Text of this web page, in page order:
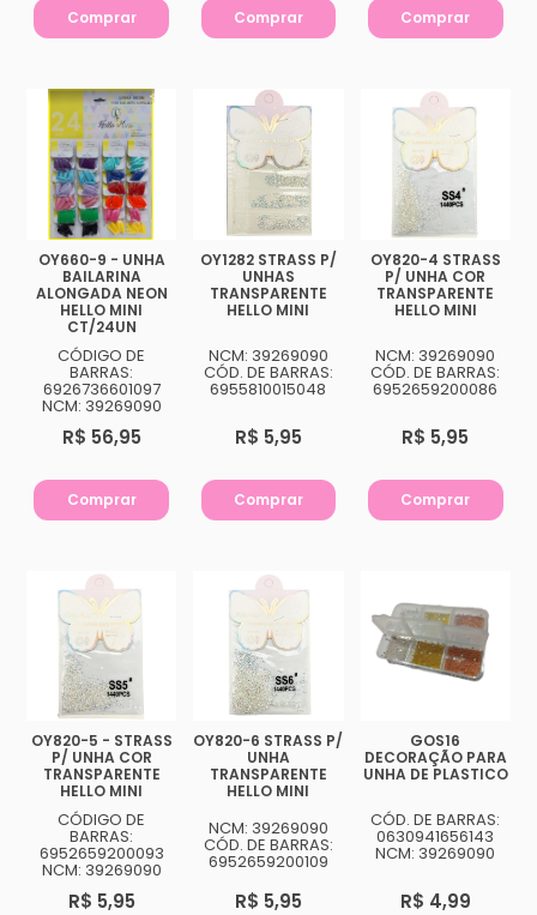
Comprar Comprar Comprar
OY660-9 - UNHA
BAILARINA
ALONGADA NEON
HELLO MINI
CT/24UN
CÓDIGO DE
BARRAS:
6926736601097
NCM: 39269090
R$ 56,95
Comprar
OY1282 STRASS P/
UNHAS
TRANSPARENTE
HELLO MINI
NCM: 39269090
CÓD. DE BARRAS:
6955810015048
R$ 5,95
Comprar
OY820-4 STRASS
P/ UNHA COR
TRANSPARENTE
HELLO MINI
NCM: 39269090
CÓD. DE BARRAS:
6952659200086
R$ 5,95
Comprar
OY820-5 - STRASS
P/ UNHA COR
TRANSPARENTE
HELLO MINI
CÓDIGO DE
BARRAS:
6952659200093
NCM: 39269090
R$ 5,95
OY820-6 STRASS P/
UNHA
TRANSPARENTE
HELLO MINI
NCM: 39269090
CÓD. DE BARRAS:
6952659200109
R$ 5,95
GOS16
DECORAÇÃO PARA
UNHA DE PLASTICO
CÓD. DE BARRAS:
0630941656143
NCM: 39269090
R$ 4,99